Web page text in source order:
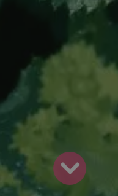
Prestatie
van de website
strikt noodzakelijke cookies.
Omschrijving
1 maand
Deze cookie
cookievoorkeuren
Cookie-
Omschrijving